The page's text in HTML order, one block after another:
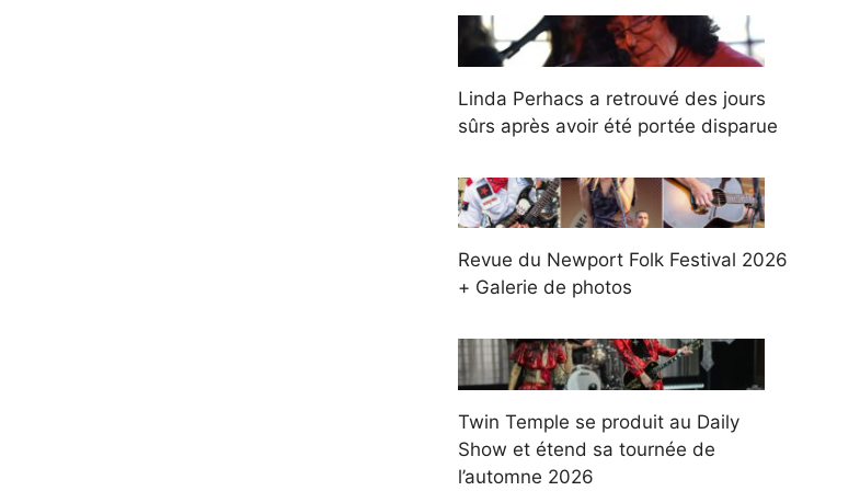
Linda Perhacs a retrouvé des jours
sûrs après avoir été portée disparue
Revue du Newport Folk Festival 2026
+ Galerie de photos
Twin Temple se produit au Daily
Show et étend sa tournée de
l’automne 2026